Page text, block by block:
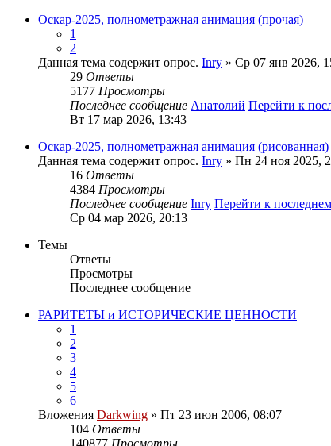
Оскар-2025, полнометражная анимация (прочая)
1
2
Данная тема содержит опрос. Inry » Ср 07 янв 2026,
29 Ответы
5177 Просмотры
Последнее сообщение Анатолий Перейти к
Вт 17 мар 2026, 13:43
Оскар-2025, полнометражная анимация (рисованная)
Данная тема содержит опрос. Inry » Пн 24 ноя 2025,
16 Ответы
4384 Просмотры
Последнее сообщение Inry Перейти к
Ср 04 мар 2026, 20:13
Темы
Ответы
Просмотры
Последнее сообщение
РАРИТЕТЫ и ИСТОРИЧЕСКИЕ ЦЕННОСТИ
1
2
3
4
5
6
Вложения Darkwing » Пт 23 июн 2006, 08:07
104 Ответы
140877 Просмотры